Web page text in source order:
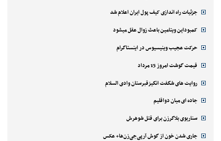
جزئیات راه اندازی کیف پول ایران اعلام شد
کمبوداین ویتامین باعث زوال عقل میشود
حرکت عجیب وینیسیوس در اینستاگرام
قیمت گوشت امروز 15 مرداد
روایت های شگفت انگیزقبرستان وادی السلام
جاده ای میان دواقلیم
سناریوی بلاگرزن برای قتل شوهرش
جاری شدن خون از گوش آرپی‌جی‌زن‌ها+ عکس